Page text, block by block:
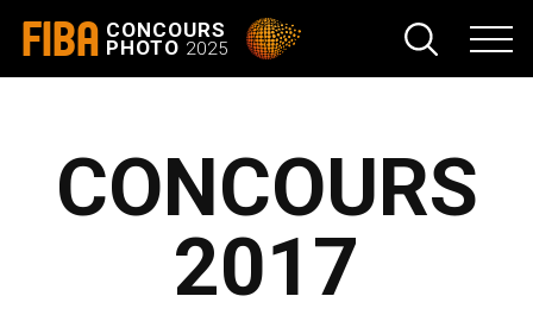
FIBA CONCOURS
PHOTO 2025
CONCOURS
2017